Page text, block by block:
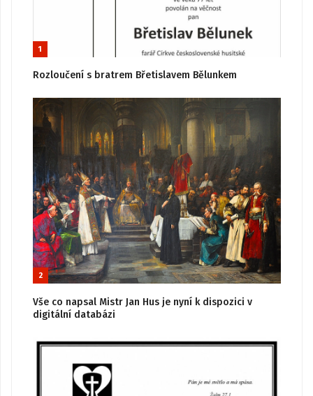
1
Rozloučení s bratrem Břetislavem Bělunkem
2
Vše co napsal Mistr Jan Hus je nyní k dispozici v
digitální databázi